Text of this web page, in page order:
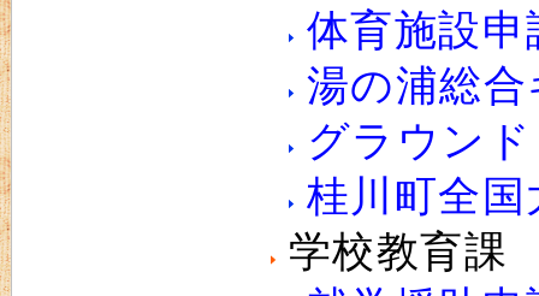
体育施設申
湯の浦総
グラウン
桂川町全
学校教育課